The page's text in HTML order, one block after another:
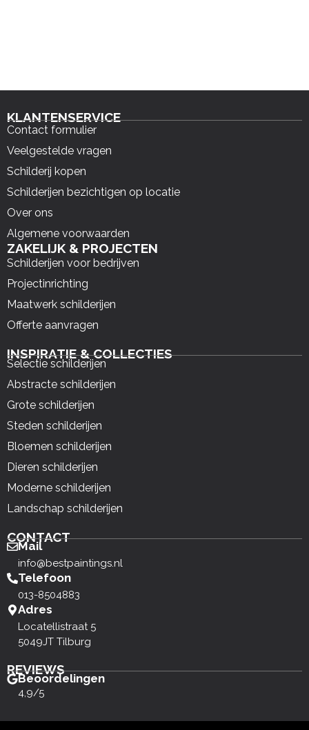
KLANTENSERVICE
Contact formulier
Veelgestelde vragen
Schilderij kopen
Schilderijen bezichtigen op locatie
Over ons
Algemene voorwaarden
ZAKELIJK & PROJECTEN
Schilderijen voor bedrijven
Projectinrichting
Maatwerk schilderijen
Offerte aanvragen
INSPIRATIE & COLLECTIES
Selectie schilderijen
Abstracte schilderijen
Grote schilderijen
Steden schilderijen
Bloemen schilderijen
Dieren schilderijen
Moderne schilderijen
Landschap schilderijen
CONTACT
Mail
info@bestpaintings.nl
Telefoon
013-8504883
Adres
Locatellistraat 5
5049JT Tilburg
REVIEWS
Beoordelingen
4,9/5